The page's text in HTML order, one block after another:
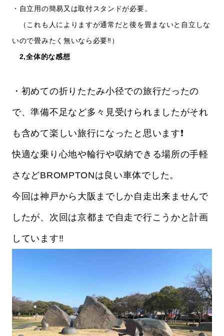
・自立用の簡易又は取付スタンドが必要。
（これも人によりますが通常だと後を畳まないと自立しな
いので畳みたく無いなら必要‼️）
2,全体的な感想
・初めての折りたたみ小径での旅行だったの
で、準備不足など多々見受けられましたがそれ
も含めて楽しい旅行になったと思います❗️
快適な乗り心地や輪行や収納できる場所の手軽
さなどBROMPTONは良い車体でした。
今回は神戸から大阪までしか自走出来ませんで
したが、次回は京都まで自走で行こうかと計画
しています‼️